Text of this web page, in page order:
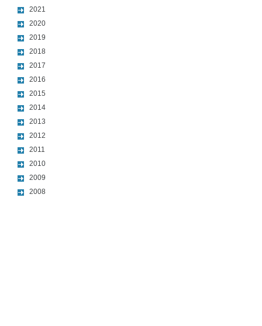
2021
2020
2019
2018
2017
2016
2015
2014
2013
2012
2011
2010
2009
2008